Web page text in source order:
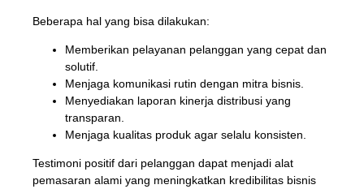
Beberapa hal yang bisa dilakukan:
Memberikan pelayanan pelanggan yang cepat dan
solutif.
Menjaga komunikasi rutin dengan mitra bisnis.
Menyediakan laporan kinerja distribusi yang
transparan.
Menjaga kualitas produk agar selalu konsisten.
Testimoni positif dari pelanggan dapat menjadi alat
pemasaran alami yang meningkatkan kredibilitas bisnis